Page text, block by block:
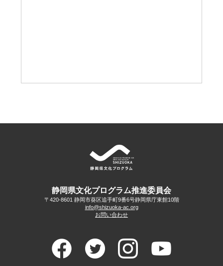
静岡県文化プログラム推進委員会
〒420-8601 静岡市葵区追手町9番6号静岡県庁東館10階
info@shizuoka-ac.org
お問い合わせ